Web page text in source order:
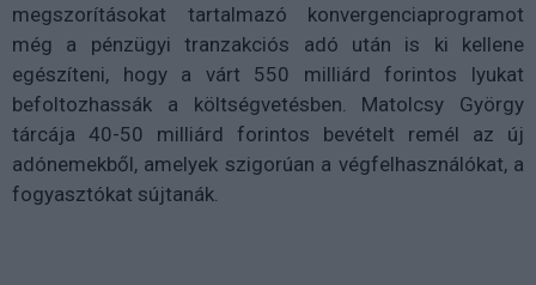
megszorításokat tartalmazó konvergenciaprogramot
még a pénzügyi tranzakciós adó után is ki kellene
egészíteni, hogy a várt 550 milliárd forintos lyukat
befoltozhassák a költségvetésben. Matolcsy György
tárcája 40-50 milliárd forintos bevételt remél az új
adónemekből, amelyek szigorúan a végfelhasználókat, a
fogyasztókat sújtanák.